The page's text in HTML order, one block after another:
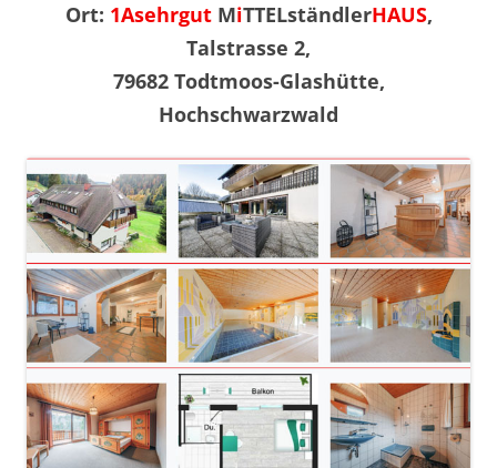
Ort: 1AsehrgutMiTTELständlerHAUS,
Talstrasse 2,
79682 Todtmoos-Glashütte,
Hochschwarzwald